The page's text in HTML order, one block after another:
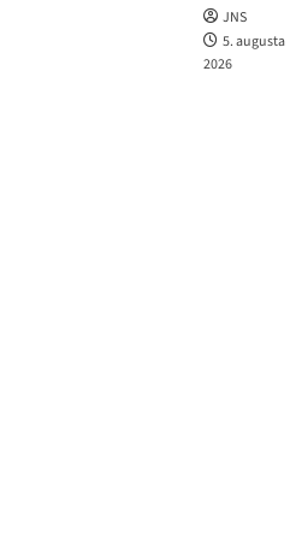
JNS
5. augusta
2026